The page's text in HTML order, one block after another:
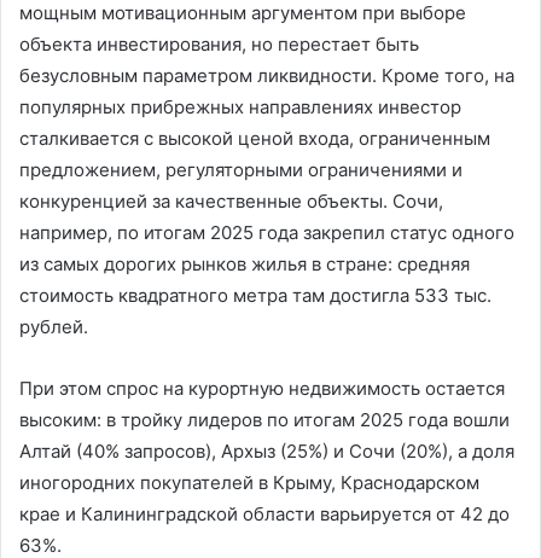
мощным мотивационным аргументом при выборе
объекта инвестирования, но перестает быть
безусловным параметром ликвидности. Кроме того, на
популярных прибрежных направлениях инвестор
сталкивается с высокой ценой входа, ограниченным
предложением, регуляторными ограничениями и
конкуренцией за качественные объекты. Сочи,
например, по итогам 2025 года закрепил статус одного
из самых дорогих рынков жилья в стране: средняя
стоимость квадратного метра там достигла 533 тыс.
рублей.
При этом спрос на курортную недвижимость остается
высоким: в тройку лидеров по итогам 2025 года вошли
Алтай (40% запросов), Архыз (25%) и Сочи (20%), а доля
иногородних покупателей в Крыму, Краснодарском
крае и Калининградской области варьируется от 42 до
63%.